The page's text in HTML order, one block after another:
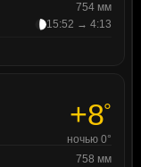
754 мм
15:52 → 4:13
+8°
ночью 0°
758 мм